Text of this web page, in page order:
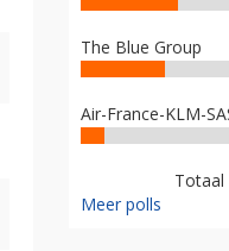
The Blue Group
Air-France-KLM-
Totaal
Meer polls